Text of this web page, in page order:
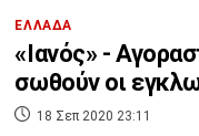
ΕΛΛΑΔΑ
«Ιανός» -
σωθούν οι
18 Σεπ 2020 23:11